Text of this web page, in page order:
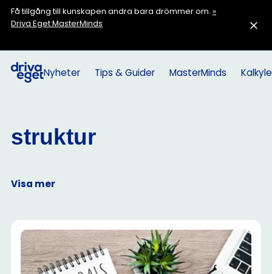
Få tillgång till kunskapen andra bara drömmer om. »
Driva Eget MasterMinds
Nyheter Tips & Guider MasterMinds
struktur
Visa mer